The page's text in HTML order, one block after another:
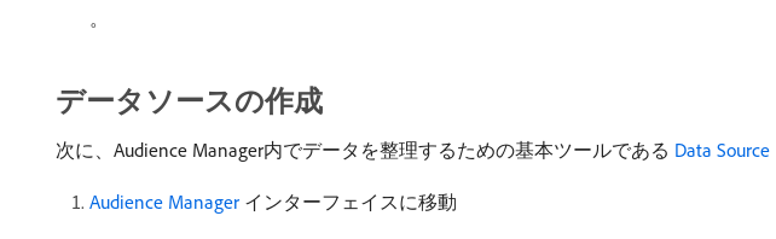
。
データソースの作成
次に、Audience Manager内でデータを整理するための基本ツールである Data Source
Audience Manager インターフェイスに移動